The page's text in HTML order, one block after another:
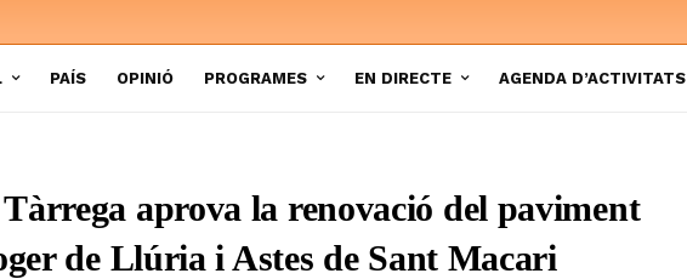
PAÍS OPINIÓ PROGRAMES EN DIRECTE AGENDA D’ACTIVITATS
aprova la renovació del paviment
de Llúria i Astes de Sant Macari